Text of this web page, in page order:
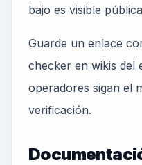
bajo es visible
Guarde un enlace
checker en wikis del
operadores sigan el
verificación.